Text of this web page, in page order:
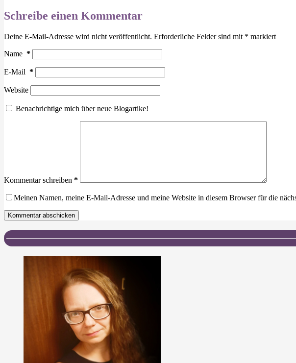
Schreibe einen Kommentar
Deine E-Mail-Adresse wird nicht veröffentlicht. Erforderliche Felder sind mit * markiert
Name *
E-Mail *
Website
Benachrichtige mich über neue Blogartike!
Kommentar schreiben *
Meinen Namen, meine E-Mail-Adresse und meine Website in diesem Browser für die
Kommentar abschicken